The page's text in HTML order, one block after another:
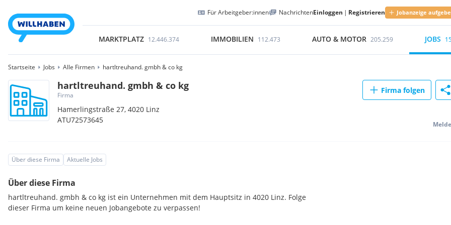
Für Arbeitgeber:innen NachrichtenEinloggen | Registrieren Jobanzeige
MARKTPLATZ 12.446.374 IMMOBILIEN 112.473 AUTO & MOTOR 205.259 JOBS
Startseite Jobs Alle Firmen hartltreuhand. gmbh & co kg
hartltreuhand. gmbh & co kg
Firma
Hamerlingstraße 27,4020 Linz
ATU72573645
Firma folgen
Über diese Firma Aktuelle Jobs
Über diese Firma
hartltreuhand. gmbh & co kg ist ein Unternehmen mit dem Hauptsitz in 4020 Linz. Folge
dieser Firma um keine neuen Jobangebote zu verpassen!